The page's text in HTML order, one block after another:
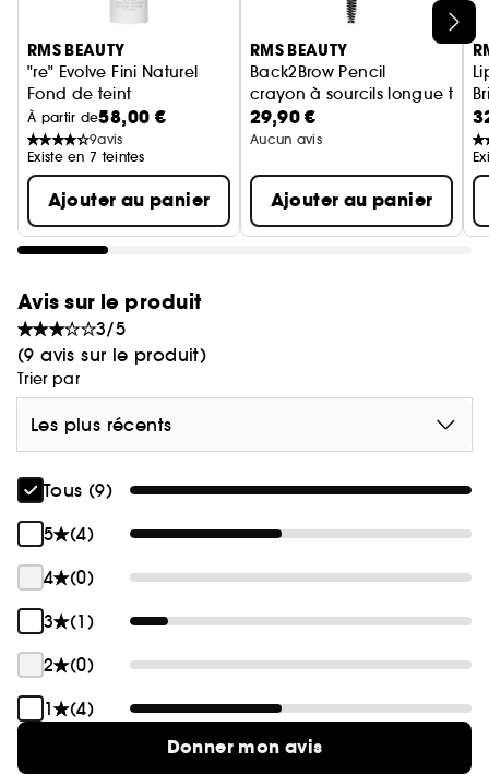
22.5: cool buff beige
33: warm beige
33.5: warm tawny peach
44: medium honey with cool undertones
55: tanned amber shade for medium or olive skin
tones
66: golden sienna
77: deep sienna
88: rich auburn
99: rich light mahogany
122: rich ebony
Ignorer le carrousel produits
RMS BEAUTY
"re" Evolve Fini Naturel
Fond de teint
À partir de58,00 €
9avis
Existe en 7 teintes
Ajouter au panier
RMS BEAUTY
Back2Brow Pencil
crayon à sourcils longue
29,90 €
Aucun avis
Ajouter au panier
Avis sur le produit
3/5
(9 avis sur le produit)
Trier par
Les plus récents
Tous (9)
5
(4)
4
(0)
3
(1)
2
(0)
1
(4)
Donner mon avis